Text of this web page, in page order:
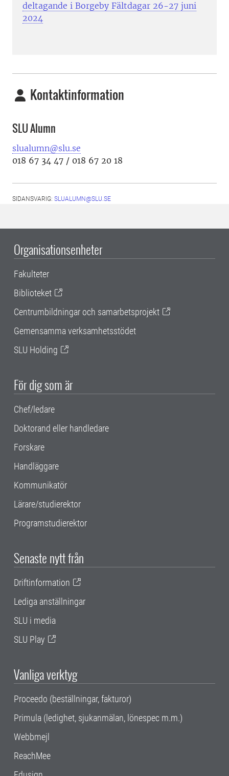
deltagande i Borgeby Fältdagar 26-27 juni
2024
Kontaktinformation
SLU Alumn
slualumn@slu.se
018 67 34 47 / 018 67 20 18
SIDANSVARIG: SLUALUMN@SLU.SE
Organisationsenheter
Fakulteter
Biblioteket
Centrumbildningar och samarbetsprojekt
Gemensamma verksamhetsstödet
SLU Holding
För dig som är
Chef/ledare
Doktorand eller handledare
Forskare
Handläggare
Kommunikatör
Lärare/studierektor
Programstudierektor
Senaste nytt från
Driftinformation
Lediga anställningar
SLU i media
SLU Play
Vanliga verktyg
Proceedo (beställningar, fakturor)
Primula (ledighet, sjukanmälan, lönespec m.m.)
Webbmejl
ReachMee